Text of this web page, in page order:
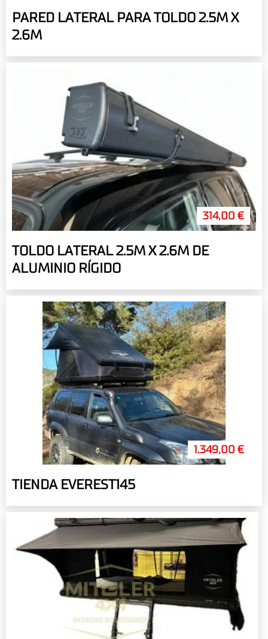
PARED LATERAL PARA TOLDO 2.5M X
2.6M
314,00 €
TOLDO LATERAL 2.5M X 2.6M DE
ALUMINIO RÍGIDO
1.349,00 €
TIENDA EVEREST145